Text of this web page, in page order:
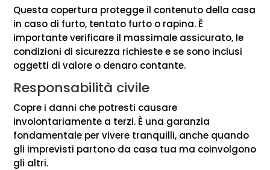
Questa copertura protegge il contenuto della casa
in caso di furto, tentato furto o rapina. È
importante verificare il massimale assicurato, le
condizioni di sicurezza richieste e se sono inclusi
oggetti di valore o denaro contante.
Responsabilità civile
Copre i danni che potresti causare
involontariamente a terzi. È una garanzia
fondamentale per vivere tranquilli, anche quando
gli imprevisti partono da casa tua ma coinvolgono
gli altri.